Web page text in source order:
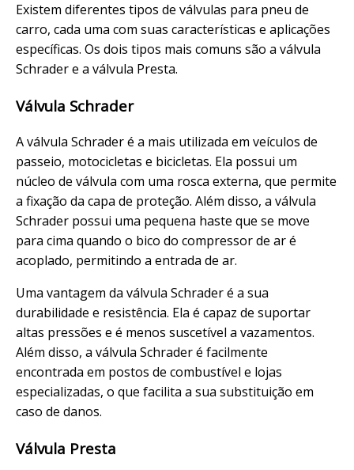
Existem diferentes tipos de válvulas para pneu de
carro, cada uma com suas características e aplicações
específicas. Os dois tipos mais comuns são a válvula
Schrader e a válvula Presta.
Válvula Schrader
A válvula Schrader é a mais utilizada em veículos de
passeio, motocicletas e bicicletas. Ela possui um
núcleo de válvula com uma rosca externa, que permite
a fixação da capa de proteção. Além disso, a válvula
Schrader possui uma pequena haste que se move
para cima quando o bico do compressor de ar é
acoplado, permitindo a entrada de ar.
Uma vantagem da válvula Schrader é a sua
durabilidade e resistência. Ela é capaz de suportar
altas pressões e é menos suscetível a vazamentos.
Além disso, a válvula Schrader é facilmente
encontrada em postos de combustível e lojas
especializadas, o que facilita a sua substituição em
caso de danos.
Válvula Presta